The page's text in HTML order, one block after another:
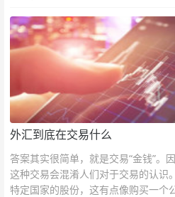
外汇到底在交易什么
答案其实很简单，就是交易“金钱”。
这种交易会混淆人们对于交易的认识
特定国家的股份，这有点像购买一个